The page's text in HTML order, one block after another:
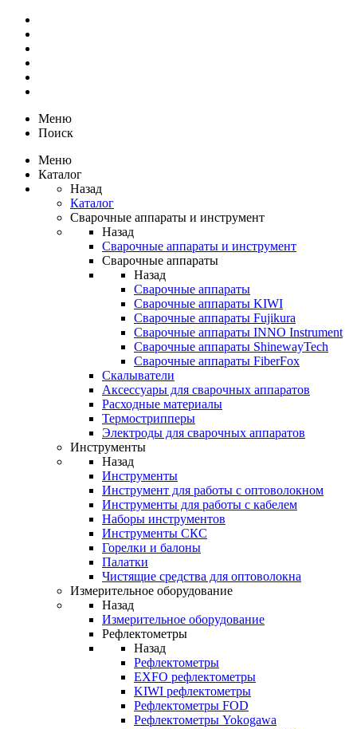
Меню
Поиск
Меню
Каталог
Назад
Каталог
Сварочные аппараты и инструмент
Назад
Сварочные аппараты и инструмент
Сварочные аппараты
Назад
Сварочные аппараты
Сварочные аппараты KIWI
Сварочные аппараты Fujikura
Сварочные аппараты INNO Instrument
Сварочные аппараты ShinewayTech
Cварочные аппараты FiberFox
Скалыватели
Аксессуары для сварочных аппаратов
Расходные материалы
Термострипперы
Электроды для сварочных аппаратов
Инструменты
Назад
Инструменты
Инструмент для работы с оптоволокном
Инструменты для работы с кабелем
Наборы инструментов
Инструменты СКС
Горелки и балоны
Палатки
Чистящие средства для оптоволокна
Измерительное оборудование
Назад
Измерительное оборудование
Рефлектометры
Назад
Рефлектометры
EXFO рефлектометры
KIWI рефлектометры
Рефлектометры FOD
Рефлектометры Yokogawa